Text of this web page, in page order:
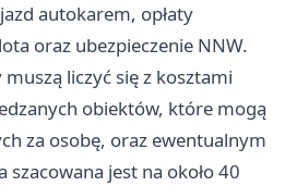
autokarem, opłaty
oraz ubezpieczenie NNW.
liczyć się z kosztami
obiektów, które mogą
za osobę, oraz ewentualnym
jest na około 40